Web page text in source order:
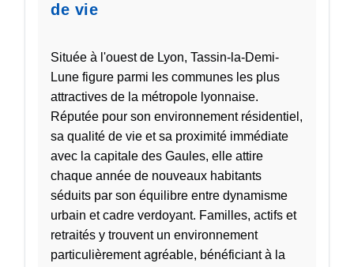
de vie
Située à l'ouest de Lyon, Tassin-la-Demi-
Lune figure parmi les communes les plus
attractives de la métropole lyonnaise.
Réputée pour son environnement résidentiel,
sa qualité de vie et sa proximité immédiate
avec la capitale des Gaules, elle attire
chaque année de nouveaux habitants
séduits par son équilibre entre dynamisme
urbain et cadre verdoyant. Familles, actifs et
retraités y trouvent un environnement
particulièrement agréable, bénéficiant à la